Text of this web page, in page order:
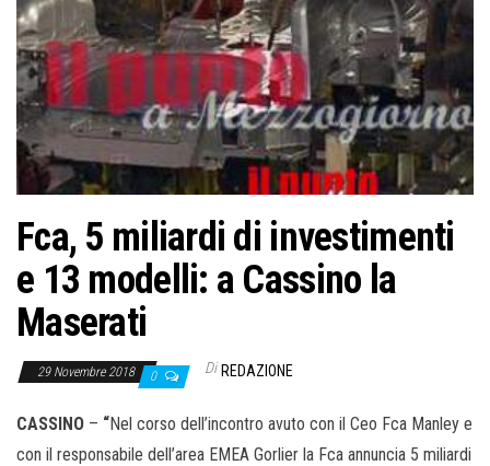
Fca, 5 miliardi di investimenti
e 13 modelli: a Cassino la
Maserati
29 Novembre 2018 0 Di REDAZIONE
CASSINO – “Nel corso dell’incontro avuto con il Ceo Fca Manley e
con il responsabile dell’area EMEA Gorlier la Fca annuncia 5 miliardi